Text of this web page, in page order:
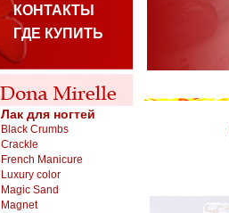
КОНТАКТЫ
ГДЕ КУПИТЬ
Лак для ногтей
Black Crumbs
Crackle
French Manicure
Luxury color
Magic Sand
Magnet